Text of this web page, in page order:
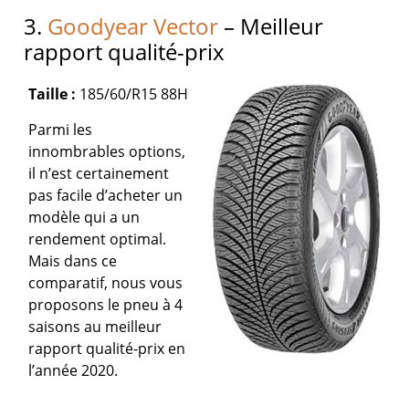
3. Goodyear Vector – Meilleur
rapport qualité-prix
Taille : 185/60/R15 88H
Parmi les
innombrables options,
il n’est certainement
pas facile d’acheter un
modèle qui a un
rendement optimal.
Mais dans ce
comparatif, nous vous
proposons le pneu à 4
saisons au meilleur
rapport qualité-prix en
l’année 2020.